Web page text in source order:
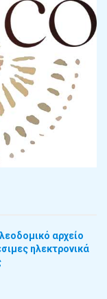
αρχείο
ηλεκτρονικά